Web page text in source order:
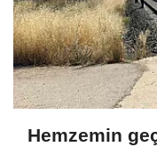
Hemzemin